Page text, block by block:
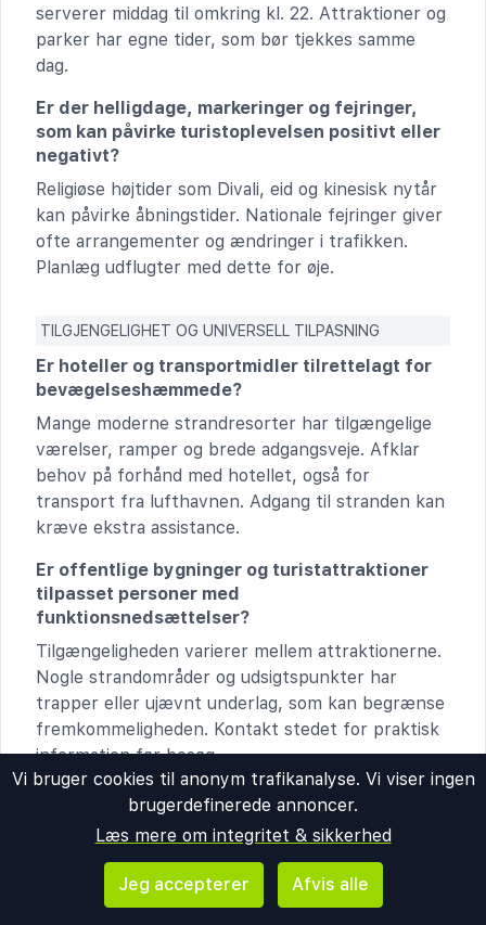
serverer middag til omkring kl. 22. Attraktioner og
parker har egne tider, som bør tjekkes samme
dag.
Er der helligdage, markeringer og fejringer,
som kan påvirke turistoplevelsen positivt eller
negativt?
Religiøse højtider som Divali, eid og kinesisk nytår
kan påvirke åbningstider. Nationale fejringer giver
ofte arrangementer og ændringer i trafikken.
Planlæg udflugter med dette for øje.
TILGJENGELIGHET OG UNIVERSELL TILPASNING
Er hoteller og transportmidler tilrettelagt for
bevægelseshæmmede?
Mange moderne strandresorter har tilgængelige
værelser, ramper og brede adgangsveje. Afklar
behov på forhånd med hotellet, også for
transport fra lufthavnen. Adgang til stranden kan
kræve ekstra assistance.
Er offentlige bygninger og turistattraktioner
tilpasset personer med
funktionsnedsættelser?
Tilgængeligheden varierer mellem attraktionerne.
Nogle strandområder og udsigtspunkter har
trapper eller ujævnt underlag, som kan begrænse
fremkommeligheden. Kontakt stedet for praktisk
information før besøg.
ALKOHOL OG TOBAKKSREGLER
og hvad er aldersgrænsen?
Alkohol er lovligt for personer over 18 år.
Vi bruger cookies til anonym trafikanalyse. Vi viser ingen
brugerdefinerede annoncer.
Læs mere om integritet & sikkerhed
Jeg accepterer Afvis alle